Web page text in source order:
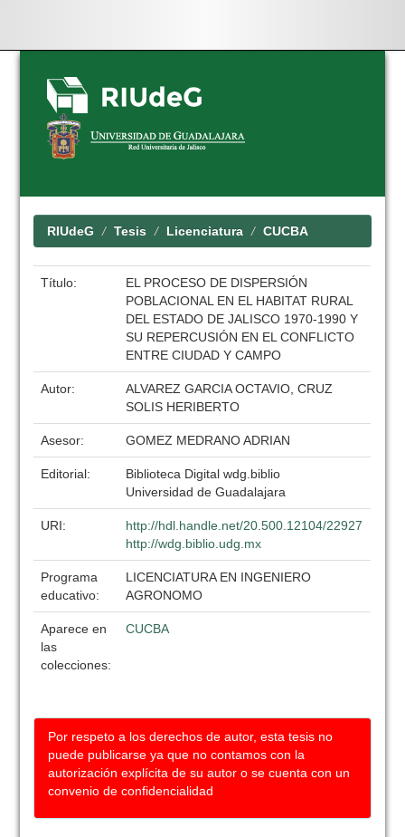
Skip
navigation
RIUdeG Tesis Licenciatura CUCBA
Título:
EL PROCESO DE DISPERSIÓN
POBLACIONAL EN EL HABITAT RURAL
DEL ESTADO DE JALISCO 1970-1990 Y
SU REPERCUSIÓN EN EL CONFLICTO
ENTRE CIUDAD Y CAMPO
Autor:
ALVAREZ GARCIA OCTAVIO, CRUZ
SOLIS HERIBERTO
Asesor: GOMEZ MEDRANO ADRIAN
Editorial:
Biblioteca Digital wdg.biblio
Universidad de Guadalajara
URI:
http://hdl.handle.net/20.500.12104/22927
http://wdg.biblio.udg.mx
Programa
educativo:
LICENCIATURA EN INGENIERO
AGRONOMO
Aparece en
las
colecciones:
CUCBA
Por respeto a los derechos de autor, esta tesis no
puede publicarse ya que no contamos con la
autorización explícita de su autor o se cuenta con un
convenio de confidencialidad